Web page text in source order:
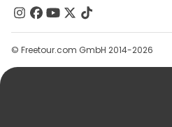
Contacte-Nos
Grupos
Ajuda
© Freetour.com GmbH 2014-2026